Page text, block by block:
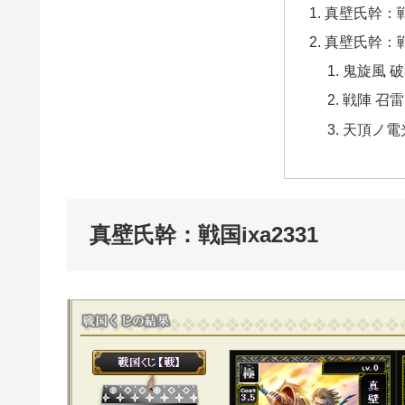
真壁氏幹：
真壁氏幹
鬼旋風
戦陣 召雷
天頂ノ電
真壁氏幹：戦国ixa2331